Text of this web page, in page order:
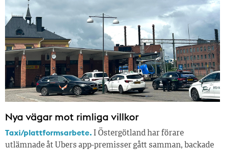
Nya vägar mot rimliga villkor
Taxi/plattformsarbete. I Östergötland har förare
utlämnade åt Ubers app-premisser gått samman, backade